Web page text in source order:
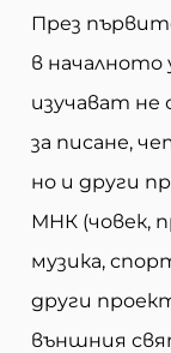
През
в
изучават
за писане,
но и други
МНК (човек,
музика,
други
външния